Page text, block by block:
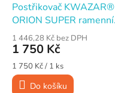
Postřikovač KWAZAR®
ORION SUPER ramenní
tlakový 12 l
1 446,28 Kč bez DPH
1 750 Kč
Měrná
cena:
1 750 Kč / 1 ks
Do košíku